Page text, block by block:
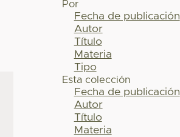
Por
Fecha de publicación
Autor
Título
Materia
Tipo
Esta colección
Fecha de publicación
Autor
Título
Materia